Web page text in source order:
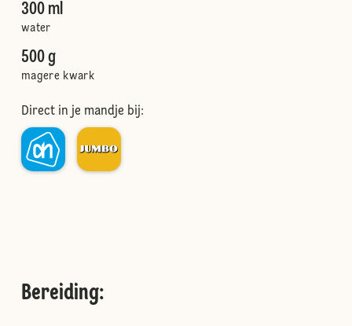
300 ml
water
500 g
magere kwark
Direct in je mandje bij:
Bereiding: